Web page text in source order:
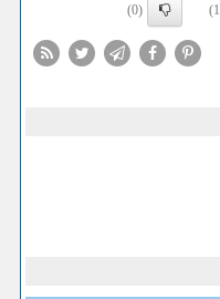
(0)